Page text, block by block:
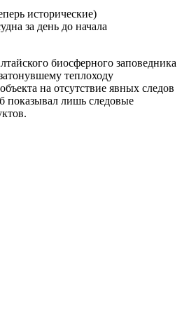
исторические)
за день до начала
биосферного заповедника
теплоходу
на отсутствие явных следов
показывал лишь следовые